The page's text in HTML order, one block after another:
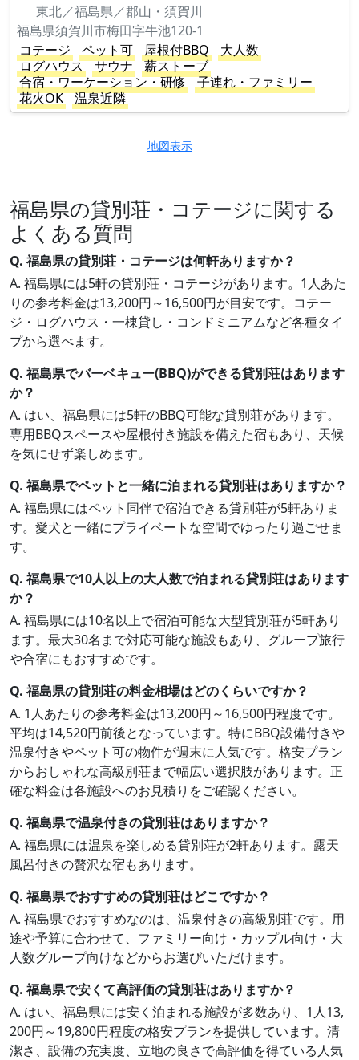
東北／福島県／郡山・須賀川
福島県須賀川市梅田字牛池120-1
コテージ
ペット可 屋根付BBQ
大人数
ログハウス
サウナ
薪ストーブ
合宿・ワーケーション・研修
子連れ・ファミリー
花火OK
温泉近隣
地図表示
福島県の貸別荘・コテージに関する
よくある質問
Q. 福島県の貸別荘・コテージは何軒ありますか？
A. 福島県には5軒の貸別荘・コテージがあります。1人あた
りの参考料金は13,200円～16,500円が目安です。コテー
ジ・ログハウス・一棟貸し・コンドミニアムなど各種タイ
プから選べます。
Q. 福島県でバーベキュー(BBQ)ができる貸別荘はあります
か？
A. はい、福島県には5軒のBBQ可能な貸別荘があります。
専用BBQスペースや屋根付き施設を備えた宿もあり、天候
を気にせず楽しめます。
Q. 福島県でペットと一緒に泊まれる貸別荘はありますか？
A. 福島県にはペット同伴で宿泊できる貸別荘が5軒ありま
す。愛犬と一緒にプライベートな空間でゆったり過ごせま
す。
Q. 福島県で10人以上の大人数で泊まれる貸別荘はあります
か？
A. 福島県には10名以上で宿泊可能な大型貸別荘が5軒あり
ます。最大30名まで対応可能な施設もあり、グループ旅行
や合宿にもおすすめです。
Q. 福島県の貸別荘の料金相場はどのくらいですか？
A. 1人あたりの参考料金は13,200円～16,500円程度です。
平均は14,520円前後となっています。特にBBQ設備付きや
温泉付きやペット可の物件が週末に人気です。格安プラン
からおしゃれな高級別荘まで幅広い選択肢があります。正
確な料金は各施設へのお見積りをご確認ください。
Q. 福島県で温泉付きの貸別荘はありますか？
A. 福島県には温泉を楽しめる貸別荘が2軒あります。露天
風呂付きの贅沢な宿もあります。
Q. 福島県でおすすめの貸別荘はどこですか？
A. 福島県でおすすめなのは、温泉付きの高級別荘です。用
途や予算に合わせて、ファミリー向け・カップル向け・大
人数グループ向けなどからお選びいただけます。
Q. 福島県で安くて高評価の貸別荘はありますか？
A. はい、福島県には安く泊まれる施設が多数あり、1人13,
200円～19,800円程度の格安プランを提供しています。清
潔さ、設備の充実度、立地の良さで高評価を得ている人気